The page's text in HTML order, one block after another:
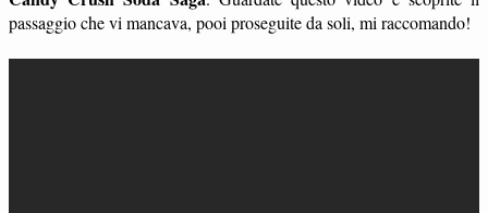
passaggio che vi mancava, pooi proseguite da soli, mi raccomando!